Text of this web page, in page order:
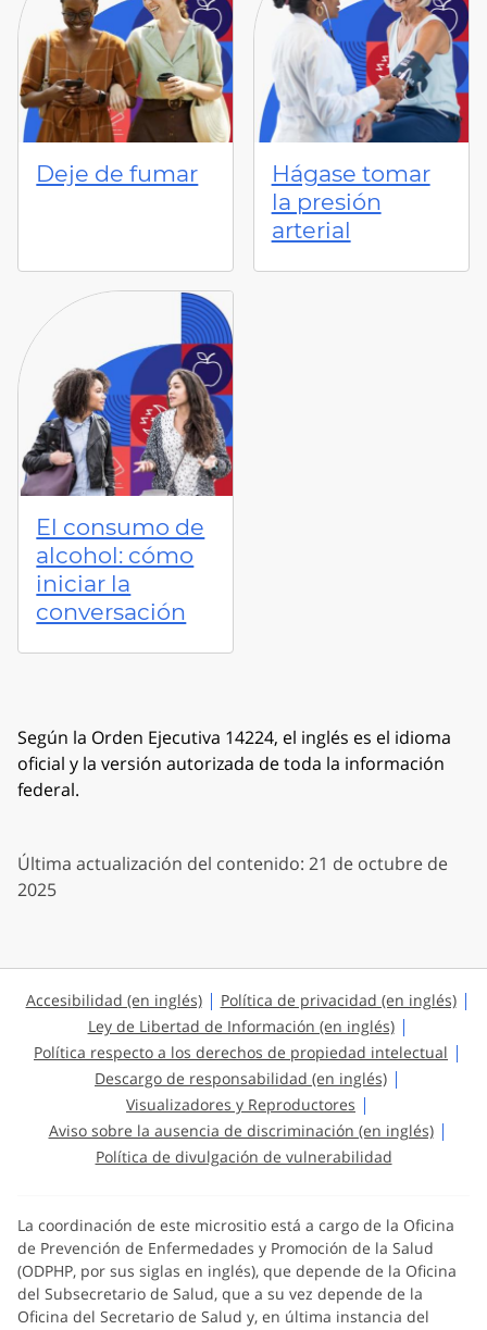
Deje de fumar
Hágase tomar
la presión
arterial
El consumo de
alcohol: cómo
iniciar la
conversación
Según la Orden Ejecutiva 14224, el inglés es el idioma
oficial y la versión autorizada de toda la información
federal.
Última actualización del contenido: 21 de octubre de
2025
Accesibilidad (en inglés)
Política de privacidad (en inglés)
Ley de Libertad de Información (en inglés)
Política respecto a los derechos de propiedad intelectual
Descargo de responsabilidad (en inglés)
Visualizadores y Reproductores
Aviso sobre la ausencia de discriminación (en inglés)
Política de divulgación de vulnerabilidad
La coordinación de este micrositio está a cargo de la Oficina
de Prevención de Enfermedades y Promoción de la Salud
(ODPHP, por sus siglas en inglés), que depende de la Oficina
del Subsecretario de Salud, que a su vez depende de la
Oficina del Secretario de Salud y, en última instancia del